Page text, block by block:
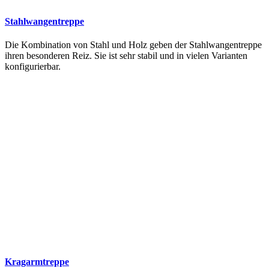
Stahlwangentreppe
Die Kombination von Stahl und Holz geben der Stahlwangentreppe
ihren besonderen Reiz. Sie ist sehr stabil und in vielen Varianten
konfigurierbar.
Kragarmtreppe